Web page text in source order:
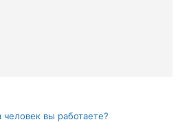
человек вы работаете?